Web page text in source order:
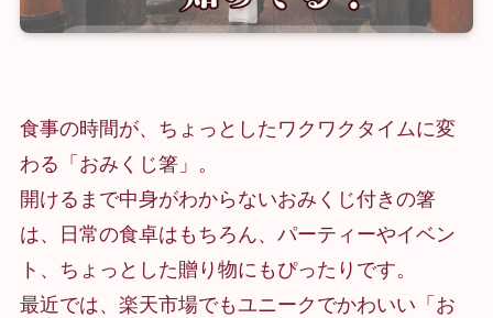
食事の時間が、ちょっとしたワクワクタイムに変
わる「おみくじ箸」。
開けるまで中身がわからないおみくじ付きの箸
は、日常の食卓はもちろん、パーティーやイベン
ト、ちょっとした贈り物にもぴったりです。
最近では、楽天市場でもユニークでかわいい「お